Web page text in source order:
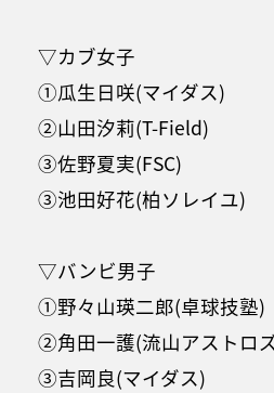
▽カブ女子
①瓜生日咲(マイダス)
②山田汐莉(T-Field)
③佐野夏実(FSC)
③池田好花(柏ソレイユ)
▽バンビ男子
①野々山瑛二郎(卓球技塾)
②角田一護(流山アストロ
③吉岡良(マイダス)